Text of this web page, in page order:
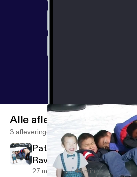
Alle afleveringen
3 afleveringen
PatAndWestin Episode 1:
Rave Bridals
27 mrt 2019 44 min